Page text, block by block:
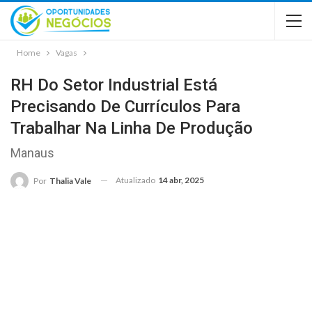
Home Vagas
RH Do Setor Industrial Está
Precisando De Currículos Para
Trabalhar Na Linha De Produção
Manaus
Por Thalia Vale Atualizado 14 abr, 2025